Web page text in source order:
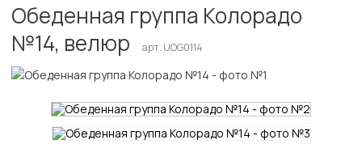
Обеденная группа Колорадо
№14, велюр
арт. UOG0114